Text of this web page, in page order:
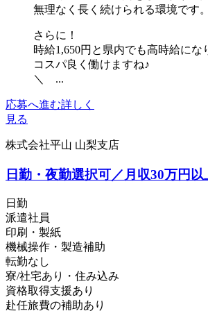
無理なく長く続けられる環境です。
さらに！
時給1,650円と県内でも高時給にな
コスパ良く働けますね♪
＼ ...
応募へ進む詳しく
見る
株式会社平山 山梨支店
日勤・夜勤選択可／月収30万円
日勤
派遣社員
印刷・製紙
機械操作・製造補助
転勤なし
寮/社宅あり・住み込み
資格取得支援あり
赴任旅費の補助あり